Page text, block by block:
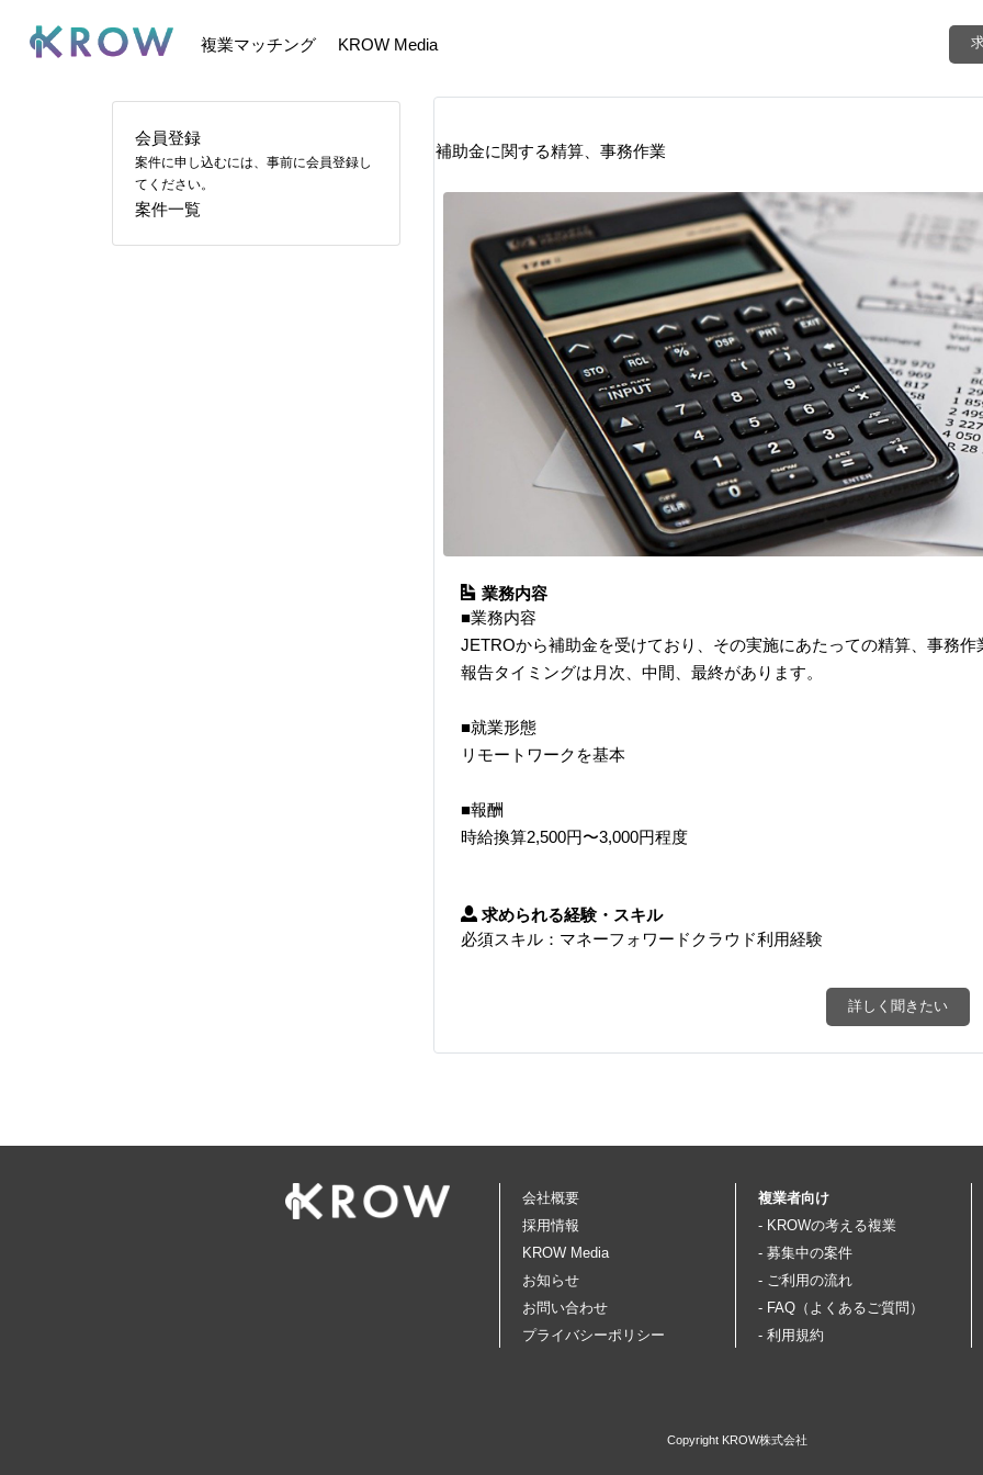
複業マッチング KROW Media
会員登録
案件に申し込むには、事前に会員登録し
てください。
案件一覧
補助金に関する精算、事務作業
業務内容
■業務内容
JETROから補助金を受けており、その実施にあたっての精算、事務作
報告タイミングは月次、中間、最終があります。
■就業形態
リモートワークを基本
■報酬
時給換算2,500円〜3,000円程度
求められる経験・スキル
必須スキル：マネーフォワードクラウド利用経験
詳しく聞きたい
会社概要
採用情報
KROW Media
お知らせ
お問い合わせ
プライバシーポリシー
複業者向け
- KROWの考える複業
- 募集中の案件
- ご利用の流れ
- FAQ（よくあるご質問）
- 利用規約
Copyright KROW株式会社